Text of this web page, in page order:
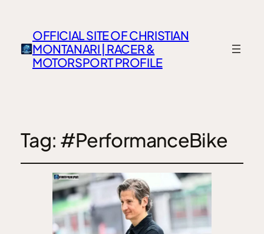
OFFICIAL SITE OF CHRISTIAN
MONTANARI | RACER &
MOTORSPORT PROFILE
Tag: #PerformanceBike